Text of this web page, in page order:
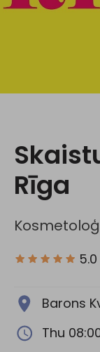
Rīga
5.0
Barons
Thu